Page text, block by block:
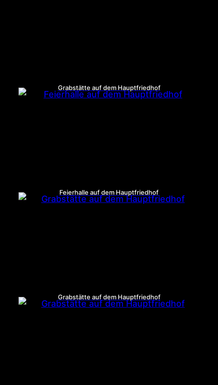
Grabstätte auf dem Hauptfriedhof
Feierhalle auf dem Hauptfriedhof
Grabstätte auf dem Hauptfriedhof